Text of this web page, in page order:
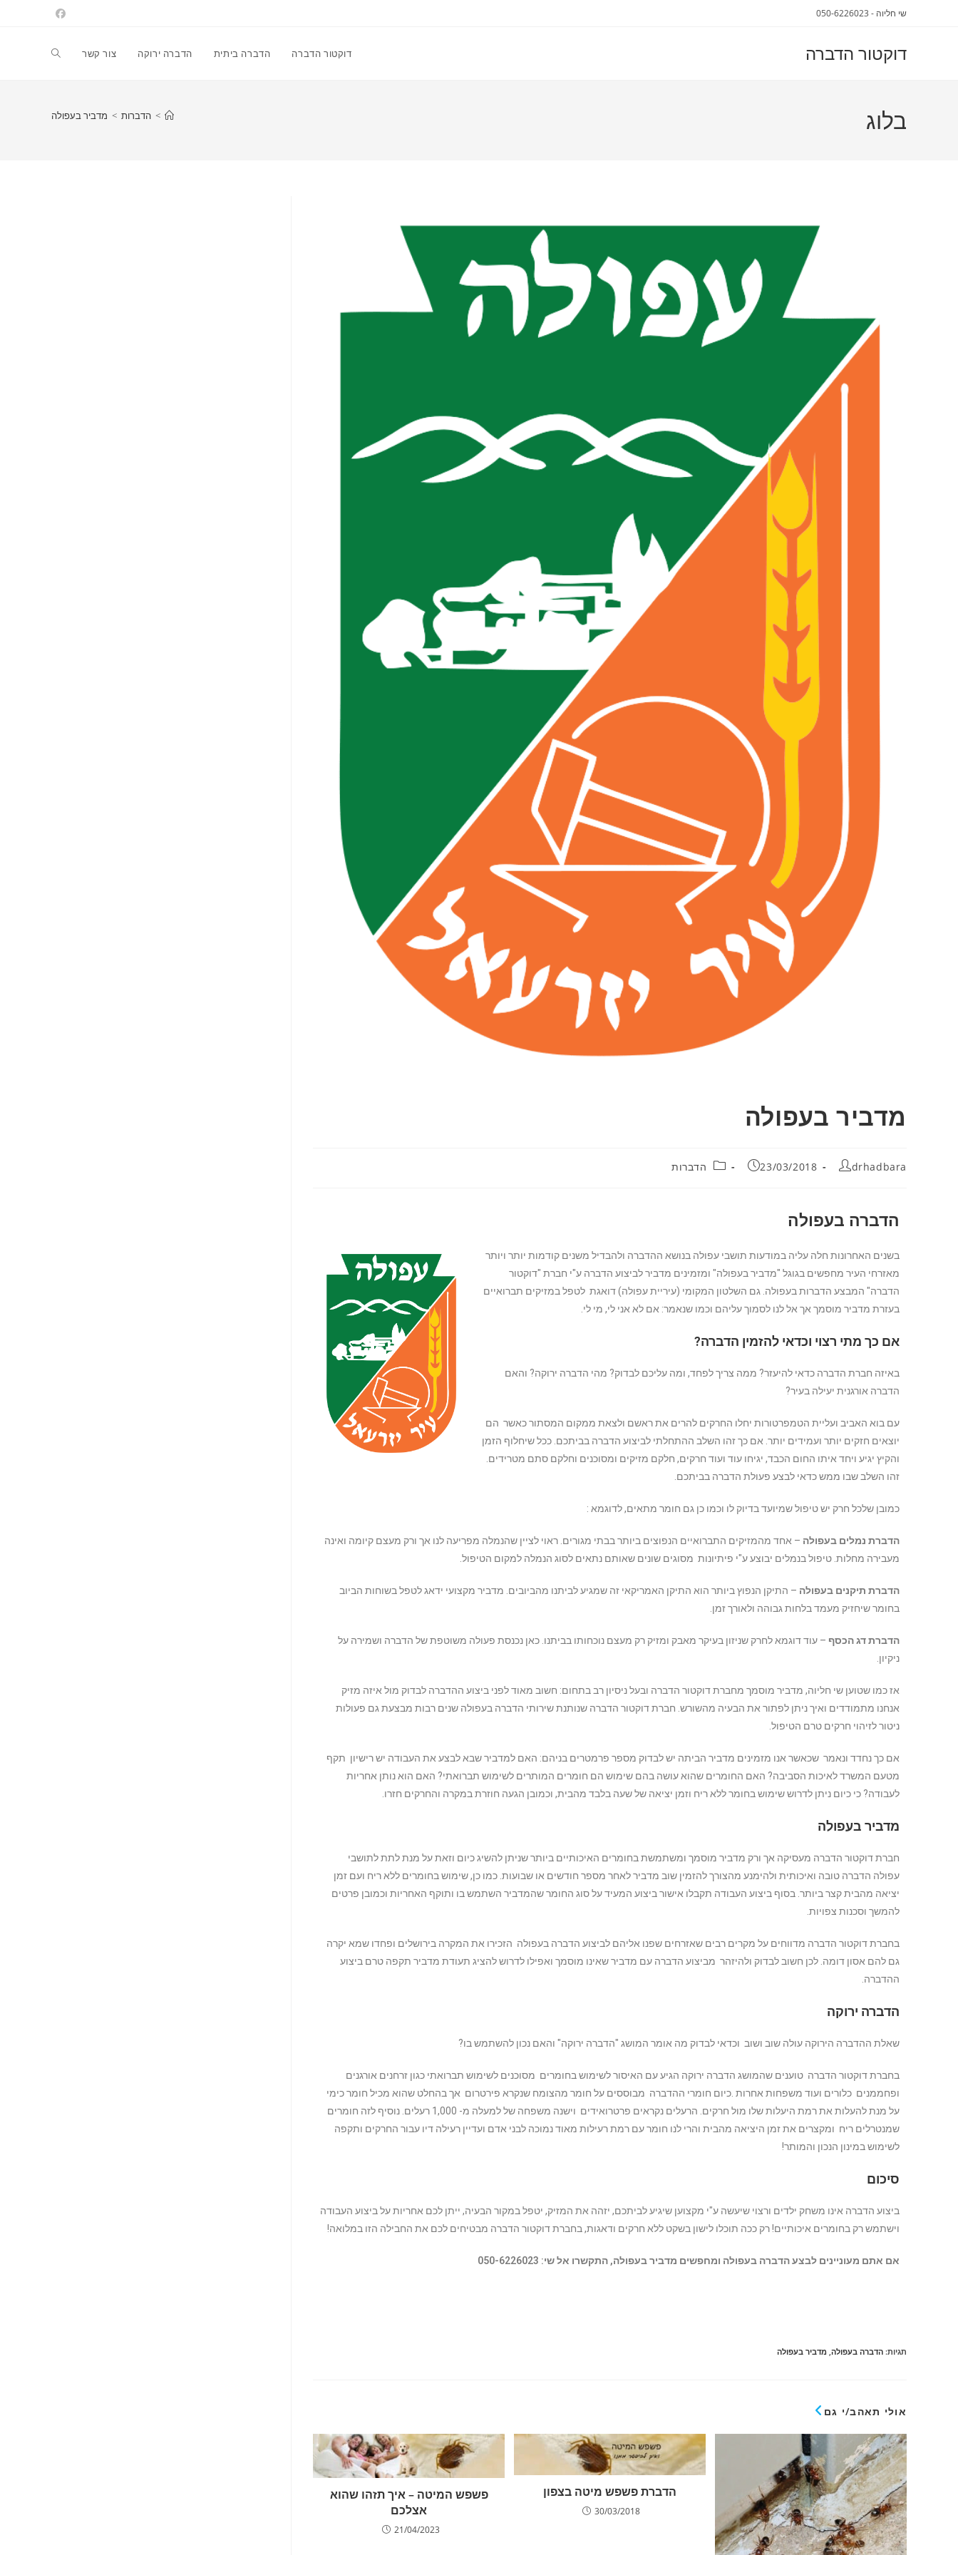
שי חליוה - 050-6226023
דוקטור הדברה דוקטור הדברה הדברה ביתית הדברה ירוקה צור קשר
בלוג > הדברות > מדביר בעפולה
מדביר בעפולה
drhadbara
23/03/2018 הדברות
הדברה בעפולה
בשנים האחרונות חלה עליה במודעות תושבי עפולה בנושא ההדברה ולהבדיל משנים קודמות יותר ויותר
מאזרחי העיר מחפשים בגוגל "מדביר בעפולה" ומזמינים מדביר לביצוע הדברה ע"י חברת "דוקטור
הדברה" המבצע הדברות בעפולה. גם השלטון המקומי (עיריית עפולה) דואגת לטפל במזיקים תברואיים
בעזרת מדביר מוסמך אך אל לנו לסמוך עליהם וכמו שנאמר: אם לא אני לי, מי לי.
אם כך מתי רצוי וכדאי להזמין הדברה?
באיזה חברת הדברה כדאי להיעזר? ממה צריך לפחד, ומה עליכם לבדוק? מהי הדברה ירוקה? והאם
הדברה אורגנית יעילה בעיר?
עם בוא האביב ועליית הטמפרטורות יחלו החרקים להרים את ראשם ולצאת ממקום המסתור כאשר הם
יוצאים חזקים יותר ועמידים יותר. אם כך זהו השלב ההתחלתי לביצוע הדברה בביתכם. ככל שיחלוף הזמן
והקיץ יגיע ויחד איתו החום הכבד, יגיחו עוד ועוד חרקים, חלקם מזיקים ומסוכנים וחלקם סתם מטרידים.
זהו השלב שבו ממש כדאי לבצע פעולת הדברה בביתכם.
כמובן שלכל חרק יש טיפול שמיועד בדיוק לו וכמו כן גם חומר מתאים, לדוגמא :
הדברת נמלים בעפולה – אחד מהמזיקים התברואיים הנפוצים ביותר בבתי מגורים. ראוי לציין שהנמלה מפריעה לנו אך ורק מעצם קיומה ואינה
מעבירה מחלות. טיפול בנמלים יבוצע ע"י פיתיונות מסוגים שונים שאותם נתאים לסוג הנמלה למקום הטיפול.
הדברת תיקנים בעפולה – התיקן הנפוץ ביותר הוא התיקן האמריקאי זה שמגיע לביתנו מהביובים. מדביר מקצועי ידאג לטפל בשוחות הביוב
בחומר שיחזיק מעמד בלחות גבוהה ולאורך זמן.
הדברת דג הכסף – עוד דוגמא לחרק שניזון בעיקר מאבק ומזיק רק מעצם נוכחותו בביתנו. כאן נכנסת פעולה משוטפת של הדברה ושמירה על
ניקיון.
אז כמו שטוען שי חליוה, מדביר מוסמך מחברת דוקטור הדברה ובעל ניסיון רב בתחום: חשוב מאוד לפני ביצוע ההדברה לבדוק מול איזה מזיק
אנחנו מתמודדים ואיך ניתן לפתור את הבעיה מהשורש. חברת דוקטור הדברה שנותנת שירותי הדברה בעפולה שנים רבות מבצעת גם פעולות
ניטור לזיהוי חרקים טרם הטיפול.
אם כך נחדד ונאמר שכאשר אנו מזמינים מדביר הביתה יש לבדוק מספר פרמטרים בניהם: האם למדביר שבא לבצע את העבודה יש רישיון תקף
מטעם המשרד לאיכות הסביבה? האם החומרים שהוא עושה בהם שימוש הם חומרים המותרים לשימוש תברואתי? האם הוא נותן אחריות
לעבודה? כי כיום ניתן לדרוש שימוש בחומר ללא ריח וזמן יציאה של שעה בלבד מהבית, וכמובן הגעה חוזרת במקרה והחרקים חזרו.
מדביר בעפולה
חברת דוקטור הדברה מעסיקה אך ורק מדביר מוסמך ומשתמשת בחומרים האיכותיים ביותר שניתן להשיג כיום וזאת על מנת לתת לתושבי
עפולה הדברה טובה ואיכותית ולהימנע מהצורך להזמין שוב מדביר לאחר מספר חודשים או שבועות. כמו כן, שימוש בחומרים ללא ריח ועם זמן
יציאה מהבית קצר ביותר. בסוף ביצוע העבודה תקבלו אישור ביצוע המעיד על סוג החומר שהמדביר השתמש בו ותוקף האחריות וכמובן פרטים
להמשך וסכנות צפויות.
בחברת דוקטור הדברה מדווחים על מקרים רבים שאזרחים שפנו אליהם לביצוע הדברה בעפולה הזכירו את המקרה בירושלים ופחדו שמא יקרה
גם להם אסון דומה. לכן חשוב לבדוק ולהיזהר מביצוע הדברה עם מדביר שאינו מוסמך ואפילו לדרוש להציג תעודת מדביר תקפה טרם ביצוע
ההדברה.
הדברה ירוקה
שאלת ההדברה הירוקה עולה שוב ושוב וכדאי לבדוק מה אומר המושג "הדברה ירוקה" והאם נכון להשתמש בו?
בחברת דוקטור הדברה טוענים שהמושג הדברה ירוקה הגיע עם האיסור לשימוש בחומרים מסוכנים לשימוש תברואתי כגון זרחנים אורגנים
ופחממנים כלורים ועוד משפחות אחרות .כיום חומרי ההדברה מבוססים על חומר מהצומח שנקרא פירטרום אך בהחלט שהוא מכיל חומר כימי
על מנת להעלות את רמת היעלות שלו מול חרקים. הרעלים נקראים פרטרואידים וישנה משפחה של למעלה מ- 1,000 רעלים. נוסיף לזה חומרים
שמנטרלים ריח ומקצרים את זמן היציאה מהבית והרי לנו חומר עם רמת רעילות מאוד נמוכה לבני אדם ועדיין רעילה דיו עבור החרקים ותקפה
לשימוש במינון הנכון והמותר!
סיכום
ביצוע הדברה אינו משחק ילדים ורצוי שיעשה ע"י מקצוען שיגיע לביתכם, יזהה את המזיק, יטפל במקור הבעיה, ייתן לכם אחריות על ביצוע העבודה
וישתמש רק בחומרים איכותיים! רק ככה תוכלו לישון בשקט ללא חרקים ודאגות, בחברת דוקטור הדברה מבטיחים לכם את החבילה הזו במלואה!
אם אתם מעוניינים לבצע הדברה בעפולה ומחפשים מדביר בעפולה, התקשרו אל שי: 050-6226023
תגיות: הדברה בעפולה מדביר בעפולה
אולי תאהב/י גם
פשפש המיטה – איך תזהו שהוא
אצלכם
21/04/2023
הדברת פשפש מיטה בצפון
30/03/2018